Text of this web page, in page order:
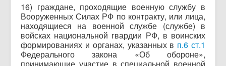
16) граждане, проходящие военную службу в
Вооруженных Силах РФ по контракту, или лица,
находящиеся на военной службе (службе) в
войсках национальной гвардии РФ, в воинских
формированиях и органах, указанных в п.6 ст.1
Федерального закона «Об обороне»,
принимающие участие в специальной военной